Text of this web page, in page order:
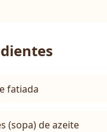
fatiada
(sopa) de azeite